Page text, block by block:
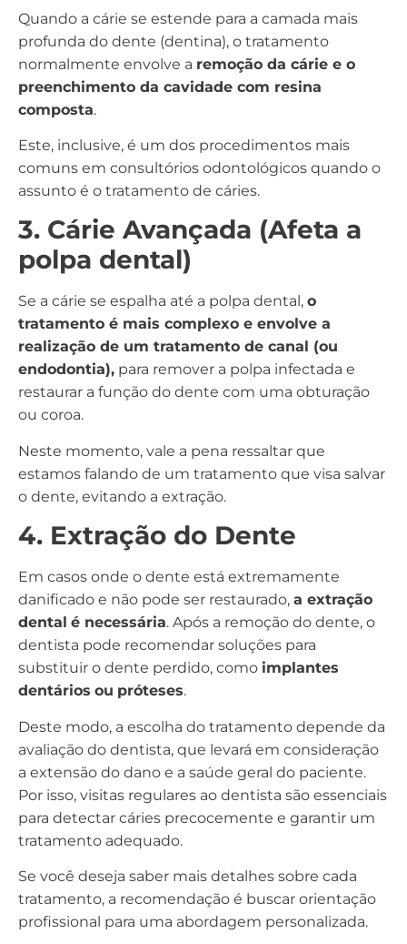
Quando a cárie se estende para a camada mais
profunda do dente (dentina), o tratamento
normalmente envolve a remoção da cárie e o
preenchimento da cavidade com resina
composta.
Este, inclusive, é um dos procedimentos mais
comuns em consultórios odontológicos quando o
assunto é o tratamento de cáries.
3. Cárie Avançada (Afeta a
polpa dental)
Se a cárie se espalha até a polpa dental, o
tratamento é mais complexo e envolve a
realização de um tratamento de canal (ou
endodontia), para remover a polpa infectada e
restaurar a função do dente com uma obturação
ou coroa.
Neste momento, vale a pena ressaltar que
estamos falando de um tratamento que visa salvar
o dente, evitando a extração.
4. Extração do Dente
Em casos onde o dente está extremamente
danificado e não pode ser restaurado, a extração
dental é necessária. Após a remoção do dente, o
dentista pode recomendar soluções para
substituir o dente perdido, como implantes
dentários ou próteses.
Deste modo, a escolha do tratamento depende da
avaliação do dentista, que levará em consideração
a extensão do dano e a saúde geral do paciente.
Por isso, visitas regulares ao dentista são essenciais
para detectar cáries precocemente e garantir um
tratamento adequado.
Se você deseja saber mais detalhes sobre cada
tratamento, a recomendação é buscar orientação
profissional para uma abordagem personalizada.